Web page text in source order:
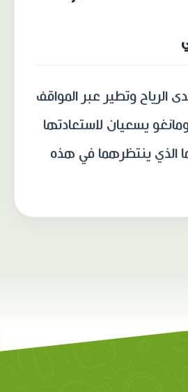
الرياح وتطير عبر المواقف
يسعيان لاستعادتها
الذي ينتظرهما في هذه